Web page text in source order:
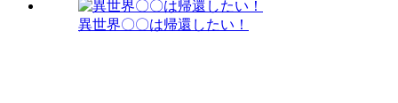
異世界〇〇は帰還したい！